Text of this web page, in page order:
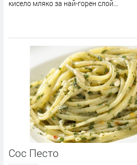
кисело мляко за най-горен слой...
Сос Песто